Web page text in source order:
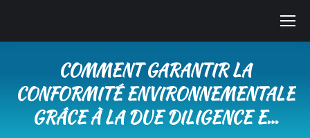
COMMENT GARANTIR LA
CONFORMITÉ ENVIRONNEMENTALE
GRÂCE À LA DUE DILIGENCE E…